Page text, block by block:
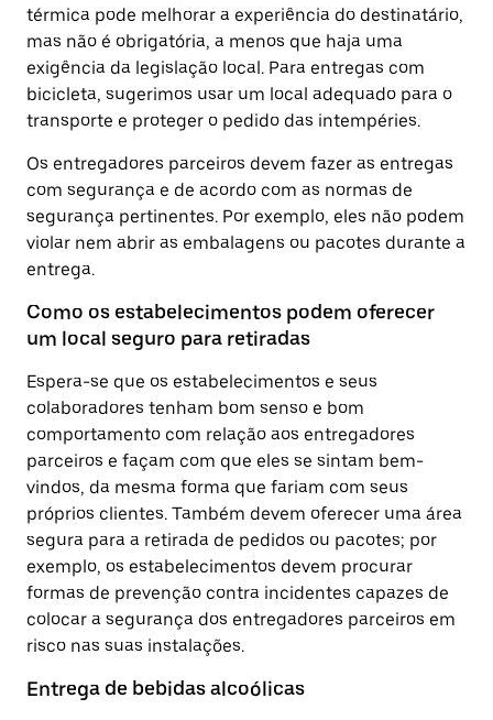
térmica pode melhorar a experiência do destinatário,
mas não é obrigatória, a menos que haja uma
exigência da legislação local. Para entregas com
bicicleta, sugerimos usar um local adequado para o
transporte e proteger o pedido das intempéries.
Os entregadores parceiros devem fazer as entregas
com segurança e de acordo com as normas de
segurança pertinentes. Por exemplo, eles não podem
violar nem abrir as embalagens ou pacotes durante a
entrega.
Como os estabelecimentos podem oferecer
um local seguro para retiradas
Espera-se que os estabelecimentos e seus
colaboradores tenham bom senso e bom
comportamento com relação aos entregadores
parceiros e façam com que eles se sintam bem-
vindos, da mesma forma que fariam com seus
próprios clientes. Também devem oferecer uma área
segura para a retirada de pedidos ou pacotes; por
exemplo, os estabelecimentos devem procurar
formas de prevenção contra incidentes capazes de
colocar a segurança dos entregadores parceiros em
risco nas suas instalações.
Entrega de bebidas alcoólicas